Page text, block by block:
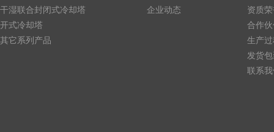
干湿联合封闭式冷却塔
开式冷却塔
其它系列产品
企业动态
资质
合作
生产
发货
联系